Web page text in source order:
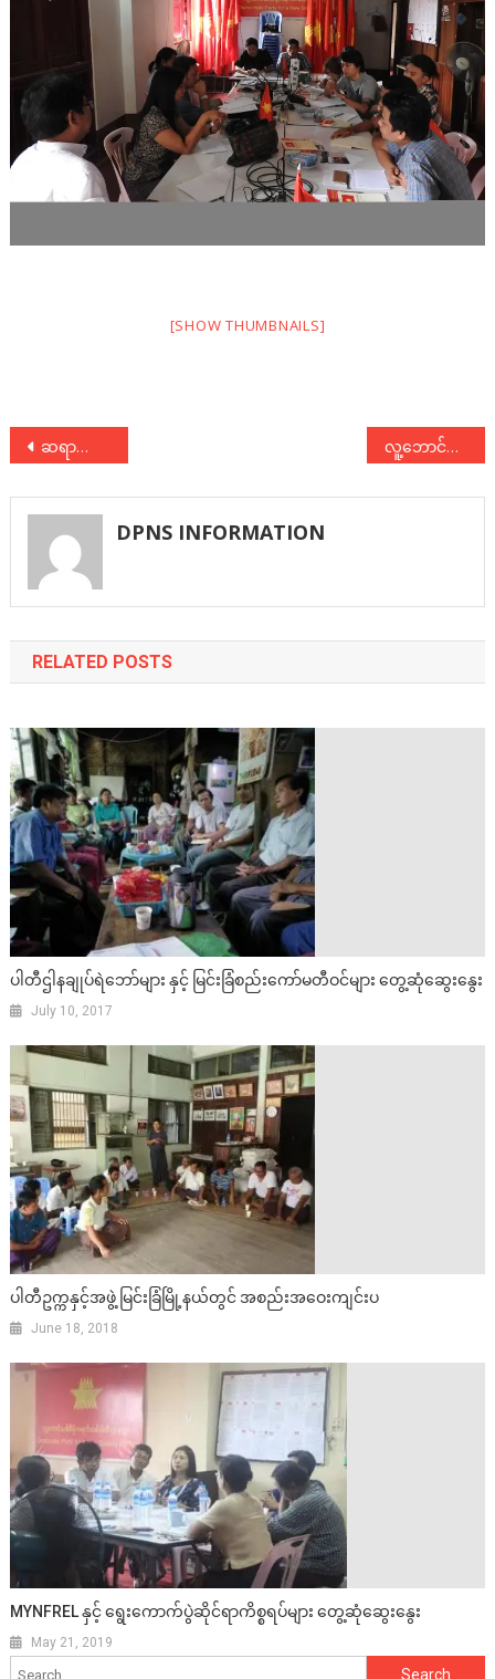
[SHOW THUMBNAILS]
Post
navigation
ဆရာကြီးသခင်ကိုယ်တော်မှိုင်းငြိမ်းချမ်းရေးကွန်ရက် အစည်းအဝေး (၈.၁.၂၀၁၇) လူ့ဘောင်သစ်လူငယ် နှင့် မှိုင်း ငြိမ်းချမ်းရေးကွန်ရက် တို့ တွေ့ဆုံဆွေးနွေး
DPNS INFORMATION
RELATED POSTS
ပါတီဌါနချုပ်ရဲဘော်များ နှင့် မြင်းခြံစည်းကော်မတီဝင်များ တွေ့ဆုံဆွေးနွေး
July 10, 2017
ပါတီဥက္ကနှင့်အဖွဲ့ မြင်းခြံမြို့နယ်တွင် အစည်းအဝေးကျင်းပ
June 18, 2018
MYNFREL နှင့် ရွေးကောက်ပွဲဆိုင်ရာကိစ္စရပ်များ တွေ့ဆုံဆွေးနွေး
May 21, 2019
Search